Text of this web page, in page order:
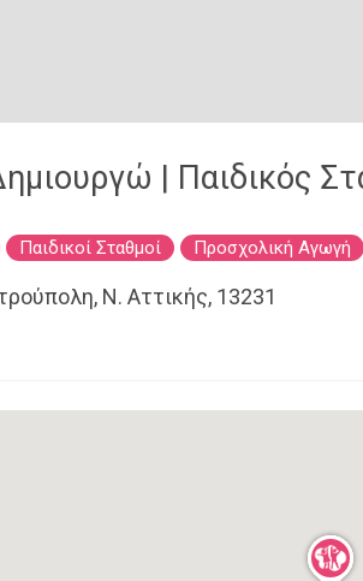
| Παιδικός
Παιδικοί Σταθμοί Προσχολική Αγωγή
Ν. Αττικής, 13231